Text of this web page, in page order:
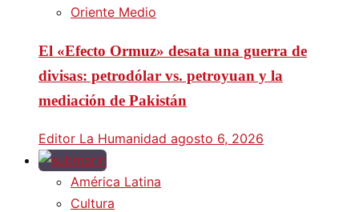
Oriente Medio
El «Efecto Ormuz» desata una guerra de
divisas: petrodólar vs. petroyuan y la
mediación de Pakistán
Editor La Humanidad agosto 6, 2026
América Latina
Cultura